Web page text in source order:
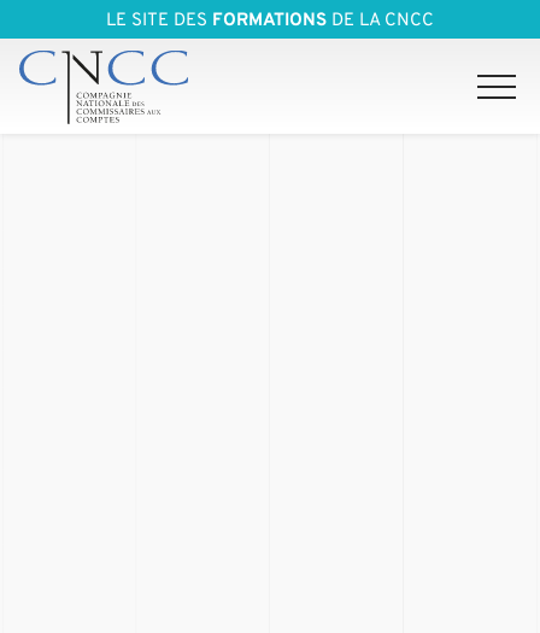
LE SITE DES FORMATIONS DE LA CNCC